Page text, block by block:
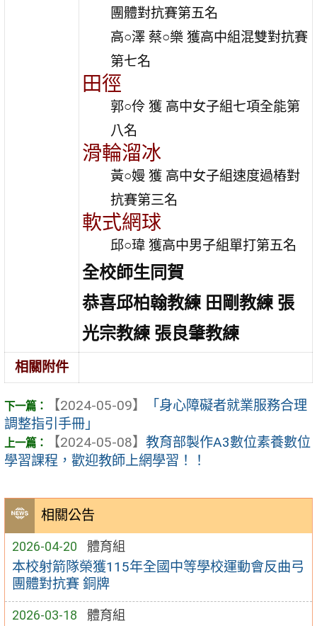
相關公告
2026-04-20 體育組
本校射箭隊榮獲115年全國中等學校運動會反曲弓
團體對抗賽 銅牌
2026-03-18 體育組
團體對抗賽第五名
高○澤 蔡○樂 獲高中組混雙對抗賽
第七名
田徑
郭○伶 獲 高中女子組七項全能第
八名
滑輪溜冰
黃○嫚 獲 高中女子組速度過樁對
抗賽第三名
軟式網球
邱○瑋 獲高中男子組單打第五名
全校師生同賀
恭喜邱柏翰教練 田剛教練 張
光宗教練 張良肇教練
相關附件
【2024-05-09】
「身心障礙者就業服務合理
調整指引手冊」
【2024-05-08】 教育部製作A3數位素養數位
學習課程，歡迎教師上網學習！！